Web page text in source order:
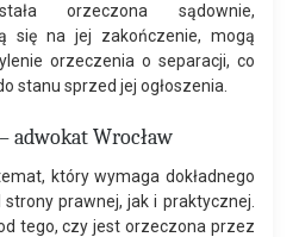
orzeczona sądownie,
się na jej zakończenie, mogą
orzeczenia o separacji, co
stanu sprzed jej ogłoszenia.
adwokat Wrocław
który wymaga dokładnego
prawnej, jak i praktycznej.
tego, czy jest orzeczona przez